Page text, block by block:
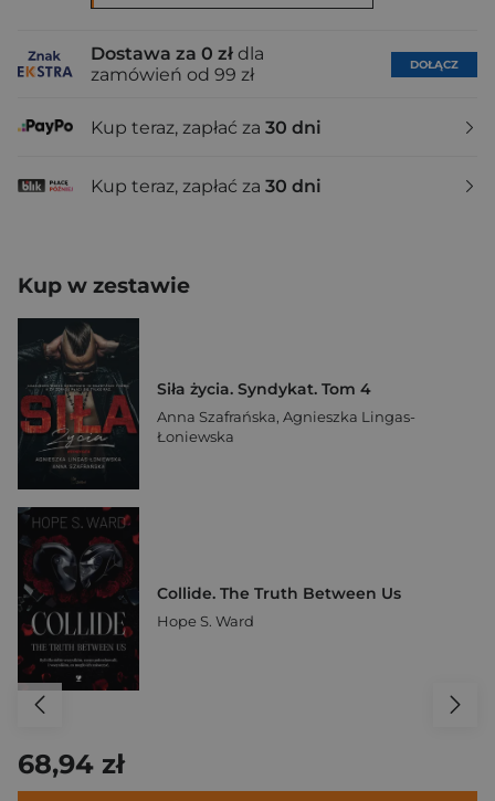
Dostawa za 0 zł dla
zamówień od 99 zł
DOŁĄCZ
Kup teraz, zapłać za 30 dni
Kup teraz, zapłać za 30 dni
Kup w zestawie
Siła życia. Syndykat. Tom 4
Anna Szafrańska, Agnieszka Lingas-
Łoniewska
Collide. The Truth Between Us
Hope S. Ward
68,94 zł